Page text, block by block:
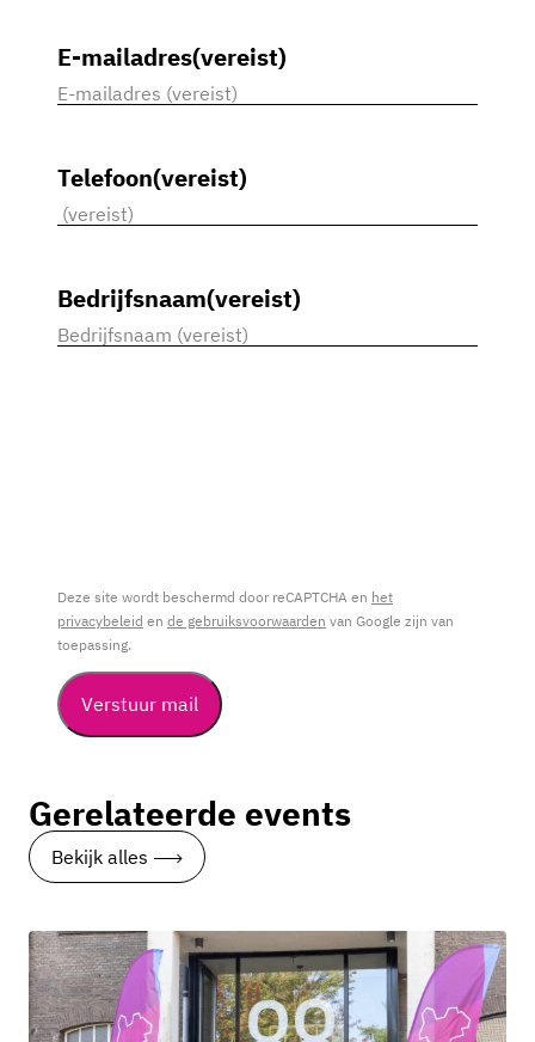
E-mailadres(vereist)
Telefoon(vereist)
Bedrijfsnaam(vereist)
Deze site wordt beschermd door reCAPTCHA en het
privacybeleid en de gebruiksvoorwaarden van Google zijn van
toepassing.
Verstuur mail
Gerelateerde events
Bekijk alles